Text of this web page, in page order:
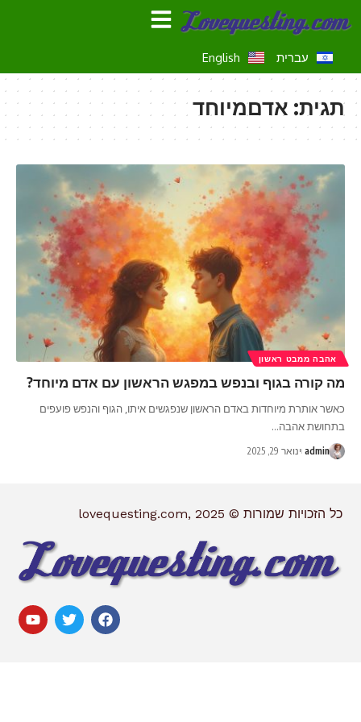
עברית English
תגית: אדםמיוחד
אהבה ממבט ראשון
מה קורה בגוף ובנפש במפגש הראשון עם אדם מיוחד?
כאשר אותרת מיוחדות באדם הראשון שנפגשים איתו, הגוף והנפש פועפים
בתחושת אהבה…
admin ינואר 29, 2025
כל הזכויות שמורות © lovequesting.com, 2025